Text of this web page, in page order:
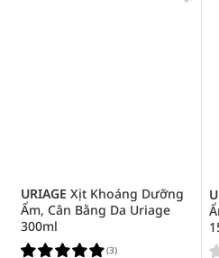
URIAGE Xịt Khoáng Dưỡng
Ẩm, Cân Bằng Da Uriage
300ml
(3)